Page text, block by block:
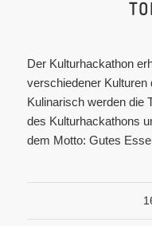
Der Kulturhackathon
verschiedener Kulturen
Kulinarisch werden die
des Kulturhackathons
dem Motto: Gutes